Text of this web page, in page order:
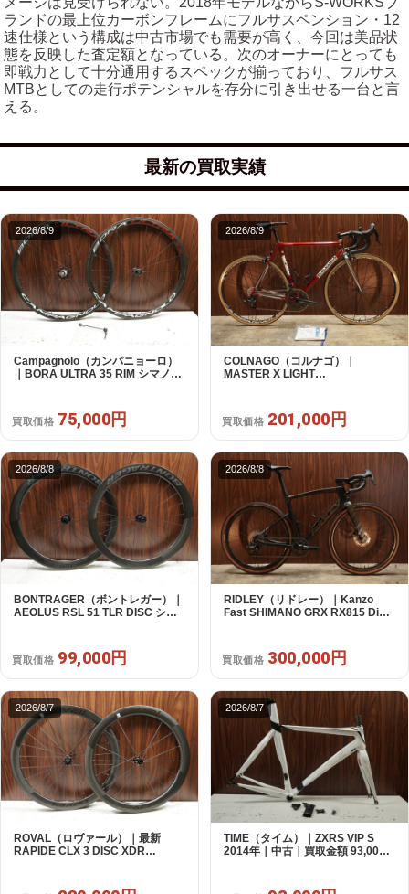
ランドの最上位カーボンフレームにフルサスペンション・12
速仕様という構成は中古市場でも需要が高く、今回は美品状
態を反映した査定額となっている。次のオーナーにとっても
即戦力として十分通用するスペックが揃っており、フルサス
MTBとしての走行ポテンシャルを存分に引き出せる一台と言
える。
最新の買取実績
2026/8/9
Campagnolo（カンパニョーロ）
｜BORA ULTRA 35 RIM シマノフ
買取価格 75,000円
2026/8/9
COLNAGO（コルナゴ）｜
MASTER X LIGHT
年｜美品｜買取金額 201,000円
買取価格 201,000円
2026/8/8
BONTRAGER（ボントレガー）｜
AEOLUS RSL 51 TLR DISC シマ
買取価格 99,000円
2026/8/8
RIDLEY（リドレー）｜Kanzo
Fast SHIMANO GRX RX815 Di2
買取価格 300,000円
2026/8/7
ROVAL（ロヴァール）｜最新
RAPIDE CLX 3 DISC XDR
2026/8/7
TIME（タイム）｜ZXRS VIP S
2014年｜中古｜買取金額 93,000